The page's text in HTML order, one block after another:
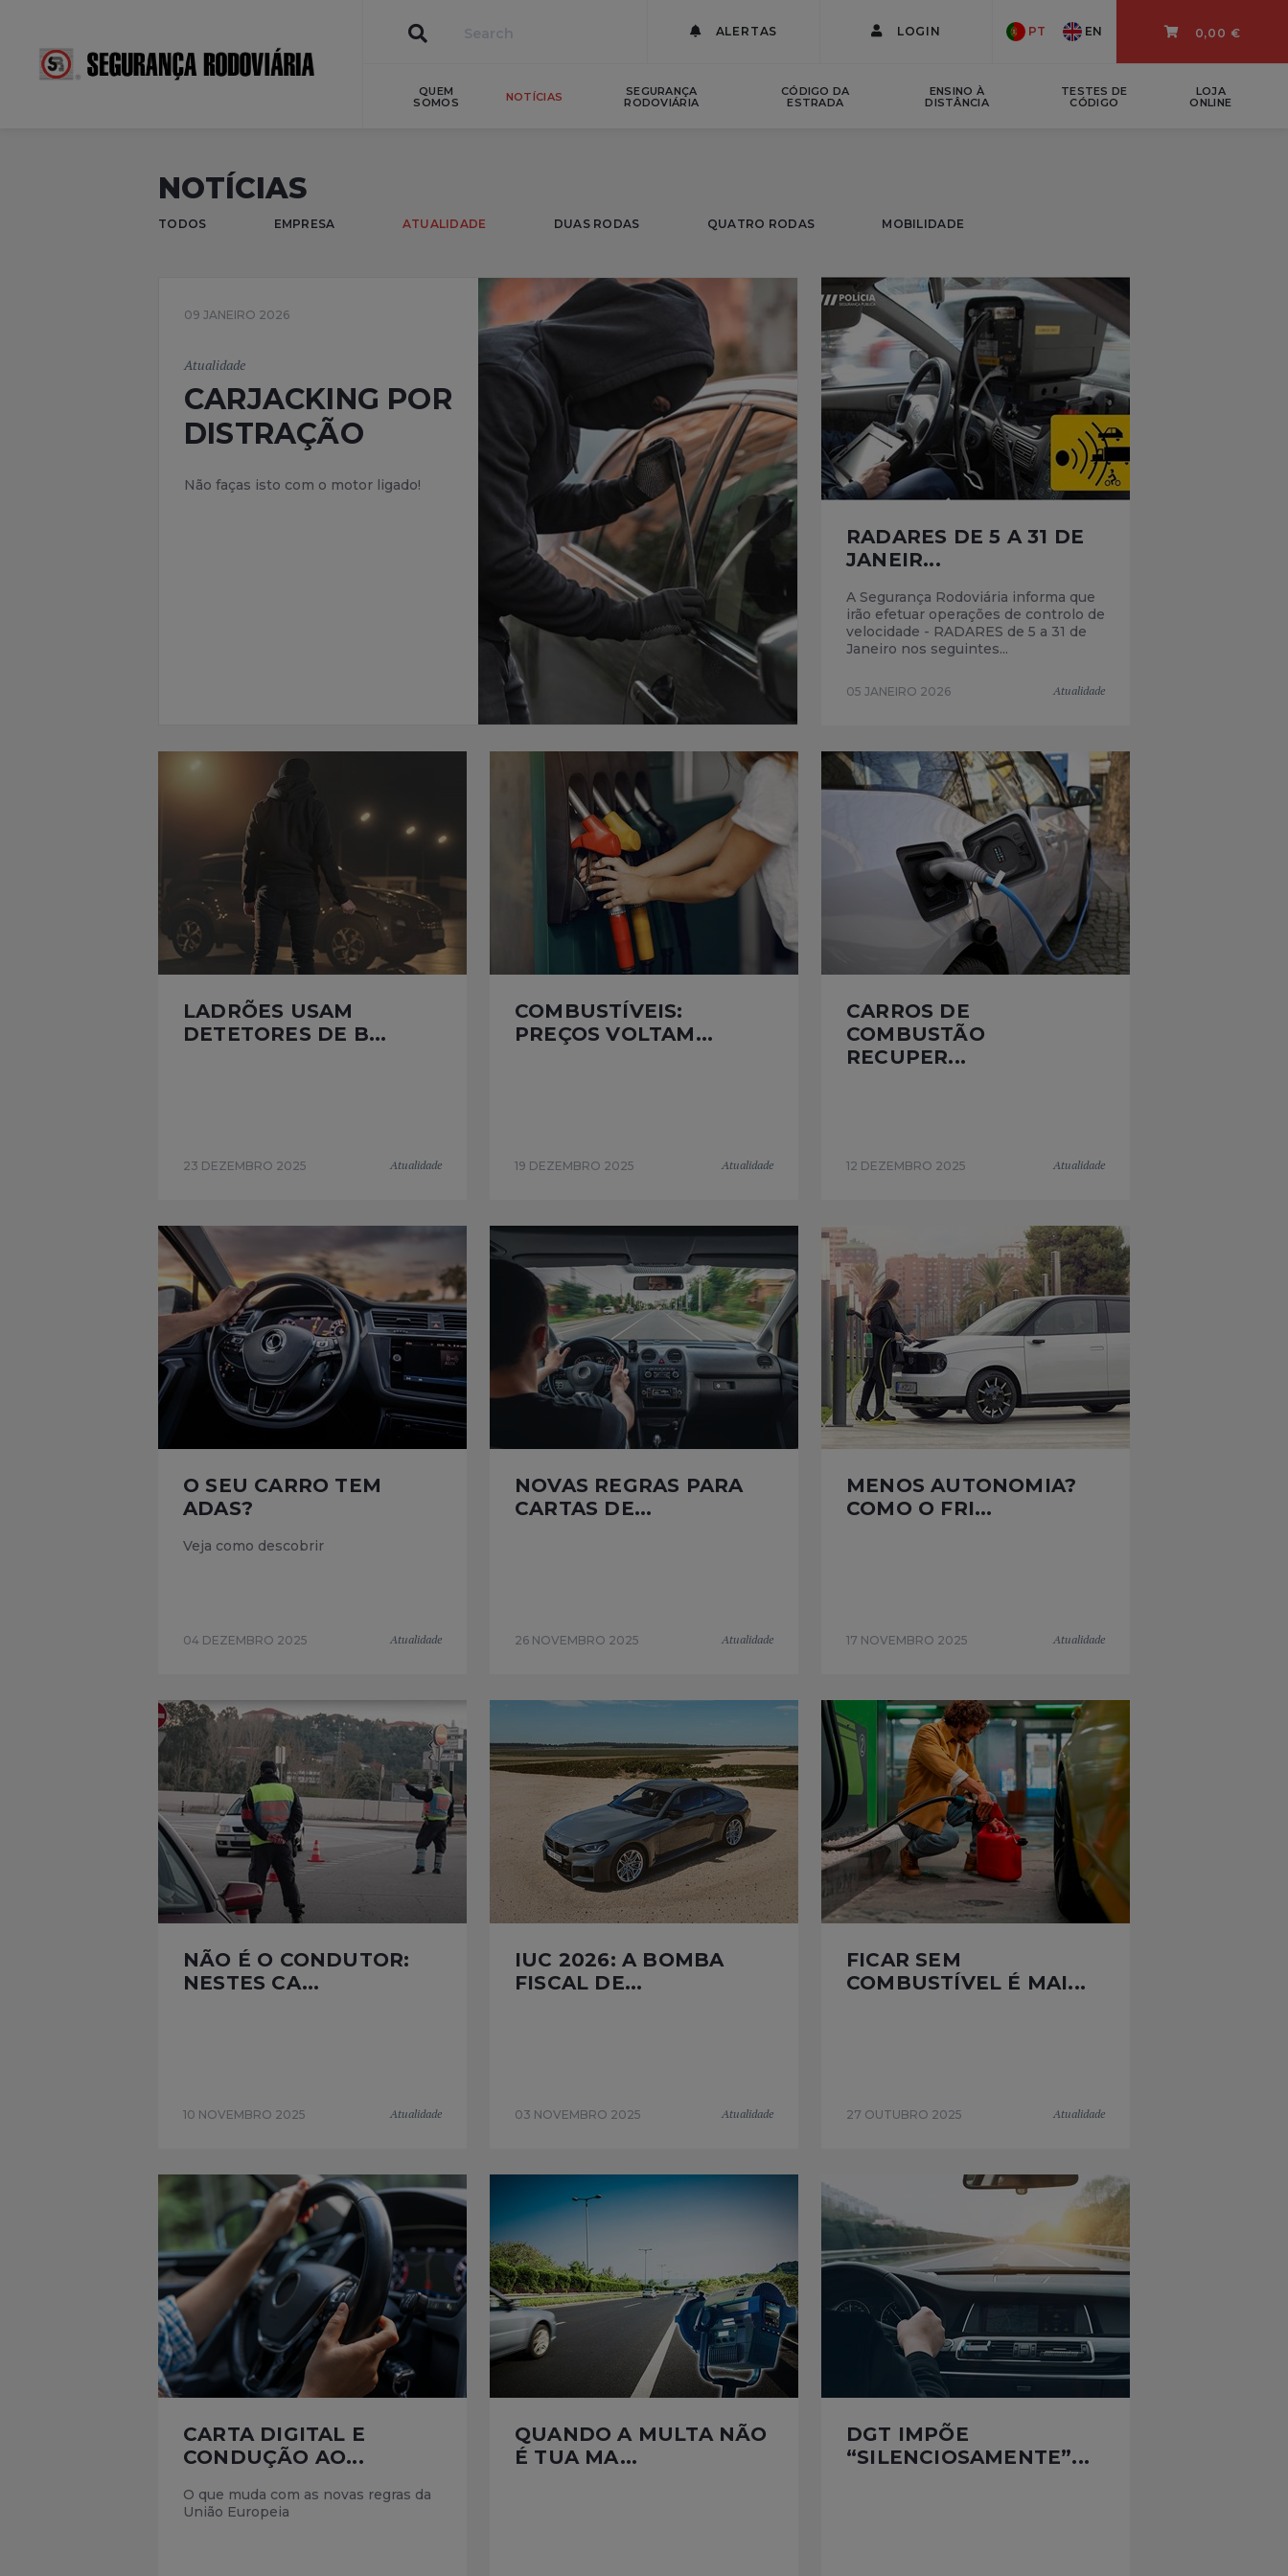
ALERTAS LOGIN PT EN 0,00 €
QUEM
SOMOS
NOTÍCIAS
SEGURANÇA
RODOVIÁRIA
CÓDIGO DA
ESTRADA
ENSINO À
DISTÂNCIA
TESTES DE
CÓDIGO
LOJA
ONLINE
NOTÍCIAS
TODOS EMPRESA ATUALIDADE DUAS RODAS QUATRO RODAS MOBILIDADE
09 JANEIRO 2026
Atualidade
CARJACKING POR
DISTRAÇÃO
Não faças isto com o motor ligado!
RADARES DE 5 A 31 DE
JANEIR...
A Segurança Rodoviária informa que
irão efetuar operações de controlo de
velocidade - RADARES de 5 a 31 de
Janeiro nos seguintes...
05 JANEIRO 2026 Atualidade
LADRÕES USAM
DETETORES DE B...
23 DEZEMBRO 2025 Atualidade
COMBUSTÍVEIS:
PREÇOS VOLTAM...
19 DEZEMBRO 2025 Atualidade
CARROS DE
COMBUSTÃO
RECUPER...
12 DEZEMBRO 2025 Atualidade
O SEU CARRO TEM
ADAS?
Veja como descobrir
04 DEZEMBRO 2025 Atualidade
NOVAS REGRAS PARA
CARTAS DE...
26 NOVEMBRO 2025 Atualidade
MENOS AUTONOMIA?
COMO O FRI...
17 NOVEMBRO 2025 Atualidade
NÃO É O CONDUTOR:
NESTES CA...
10 NOVEMBRO 2025 Atualidade
IUC 2026: A BOMBA
FISCAL DE...
03 NOVEMBRO 2025 Atualidade
FICAR SEM
COMBUSTÍVEL É MAI...
27 OUTUBRO 2025 Atualidade
CARTA DIGITAL E
CONDUÇÃO AO...
O que muda com as novas regras da
União Europeia
QUANDO A MULTA NÃO
É TUA MA...
DGT IMPÕE
“SILENCIOSAMENTE”...